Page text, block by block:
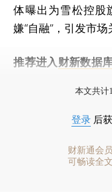
体曝出为雪松控股
嫌“自融”，引发市场
推荐进入 财新数据
本文共计
登录 后
财新通会员
可畅读全文